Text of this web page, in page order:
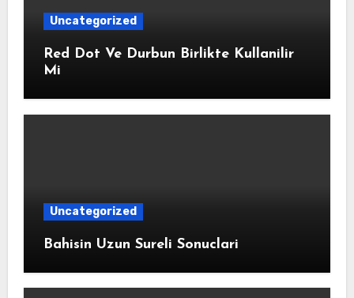
Uncategorized
Red Dot Ve Durbun Birlikte Kullanilir
Mi
Uncategorized
Bahisin Uzun Sureli Sonuclari